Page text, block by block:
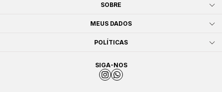
SOBRE
MEUS DADOS
POLÍTICAS
SIGA-NOS